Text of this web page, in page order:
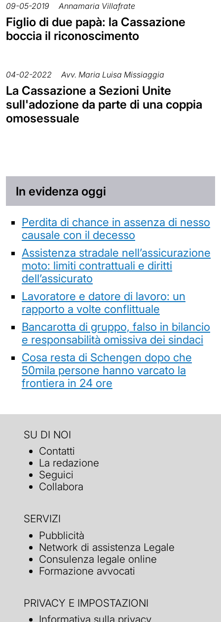
09-05-2019 Annamaria Villafrate
Figlio di due papà: la Cassazione
boccia il riconoscimento
04-02-2022 Avv. Maria Luisa Missiaggia
La Cassazione a Sezioni Unite
sull'adozione da parte di una coppia
omosessuale
In evidenza oggi
Perdita di chance in assenza di nesso
causale con il decesso
Assistenza stradale nell’assicurazione
moto: limiti contrattuali e diritti
dell’assicurato
Lavoratore e datore di lavoro: un
rapporto a volte conflittuale
Bancarotta di gruppo, falso in bilancio
e responsabilità omissiva dei sindaci
Cosa resta di Schengen dopo che
50mila persone hanno varcato la
frontiera in 24 ore
SU DI NOI
Contatti
La redazione
Seguici
Collabora
SERVIZI
Pubblicità
Network di assistenza Legale
Consulenza legale online
Formazione avvocati
PRIVACY E IMPOSTAZIONI
Informativa sulla privacy